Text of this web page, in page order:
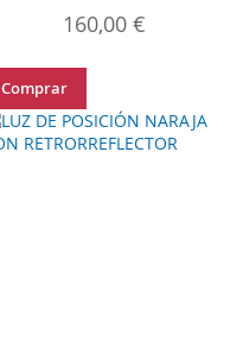
160,00 €
Comprar